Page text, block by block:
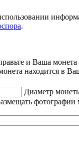
.
и Ваша
находится в
Диаметр
фотографии